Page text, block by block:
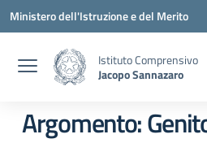
Vai ai contenuti
Vai al menu di navigazione
Vai al footer
Ministero dell'Istruzione e del Merito
Istituto Comprensivo
Jacopo Sannazaro
Argomento: